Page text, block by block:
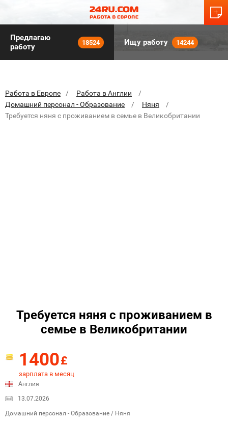
Предлагаю
работу
18524 Ищу работу 14244
Работа в Европе
Работа в Англии
Домашний персонал - Образование
Няня
Требуется няня с проживанием в семье в Великобритании
Требуется няня с проживанием в
семье в Великобритании
1400£
зарплата в месяц
Англия
13.07.2026
Домашний персонал - Образование / Няня